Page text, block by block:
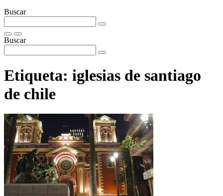
Buscar
Buscar
Etiqueta: iglesias de santiago
de chile